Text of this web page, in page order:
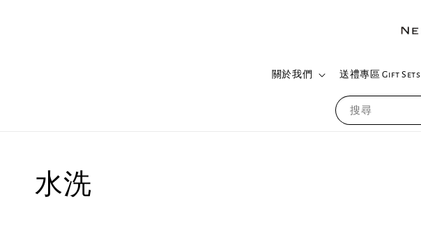
搜尋
關於我們 送禮專區 Gift Sets
水洗